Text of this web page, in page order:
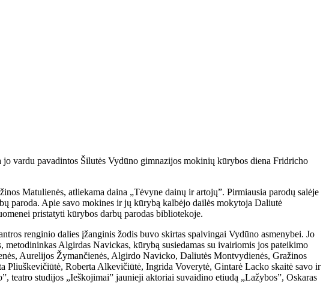
vardu pavadintos Šilutės Vydūno gimnazijos mokinių kūrybos diena Fridricho
Matulienės, atliekama daina „Tėvyne dainų ir artojų”. Pirmiausia parodų salėje
paroda. Apie savo mokines ir jų kūrybą kalbėjo dailės mokytoja Daliutė
pristatyti kūrybos darbų parodas bibliotekoje.
renginio dalies įžanginis žodis buvo skirtas spalvingai Vydūno asmenybei. Jo
Algirdas Navickas, kūrybą susiedamas su ivairiomis jos pateikimo
Aurelijos Žymančienės, Algirdo Navicko, Daliutės Montvydienės, Gražinos
Pliuškevičiūtė, Roberta Alkevičiūtė, Ingrida Voverytė, Gintarė Lacko skaitė savo ir
studijos „Ieškojimai” jaunieji aktoriai suvaidino etiudą „Lažybos”, Oskaras